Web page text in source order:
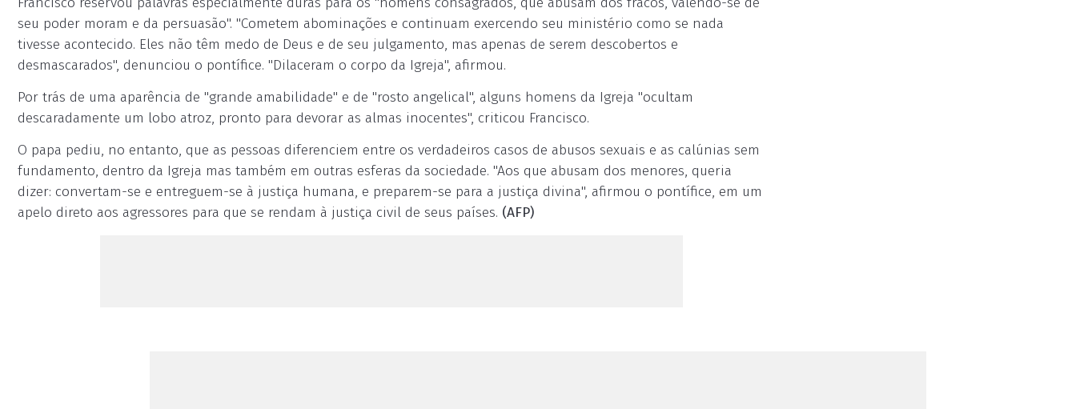
seu poder moram e da persuasão". "Cometem abominações e continuam exercendo seu ministério como se nada
tivesse acontecido. Eles não têm medo de Deus e de seu julgamento, mas apenas de serem descobertos e
desmascarados", denunciou o pontífice. "Dilaceram o corpo da Igreja", afirmou.
Por trás de uma aparência de "grande amabilidade" e de "rosto angelical", alguns homens da Igreja "ocultam
descaradamente um lobo atroz, pronto para devorar as almas inocentes", criticou Francisco.
O papa pediu, no entanto, que as pessoas diferenciem entre os verdadeiros casos de abusos sexuais e as calúnias sem
fundamento, dentro da Igreja mas também em outras esferas da sociedade. "Aos que abusam dos menores, queria
dizer: convertam-se e entreguem-se à justiça humana, e preparem-se para a justiça divina", afirmou o pontífice, em um
apelo direto aos agressores para que se rendam à justiça civil de seus países. (AFP)